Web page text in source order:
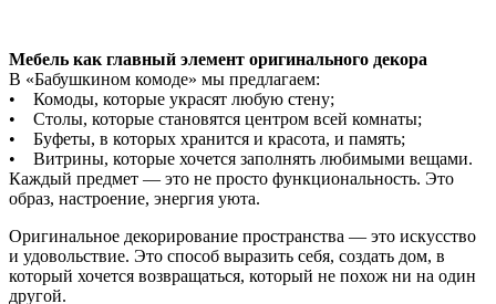
Мебель как главный элемент оригинального декора
В «Бабушкином комоде» мы предлагаем:
• Комоды, которые украсят любую стену;
• Столы, которые становятся центром всей комнаты;
• Буфеты, в которых хранится и красота, и память;
• Витрины, которые хочется заполнять любимыми вещами.
Каждый предмет — это не просто функциональность. Это
образ, настроение, энергия уюта.
Оригинальное декорирование пространства — это искусство
и удовольствие. Это способ выразить себя, создать дом, в
который хочется возвращаться, который не похож ни на один
другой.